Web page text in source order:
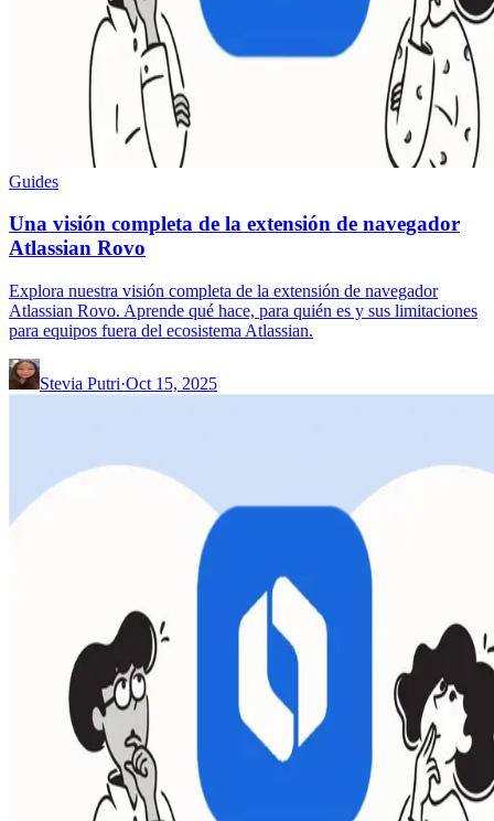
Guides
Una visión completa de la extensión de navegador
Atlassian Rovo
Explora nuestra visión completa de la extensión de navegador
Atlassian Rovo. Aprende qué hace, para quién es y sus limitaciones
para equipos fuera del ecosistema Atlassian.
Stevia Putri·Oct 15, 2025